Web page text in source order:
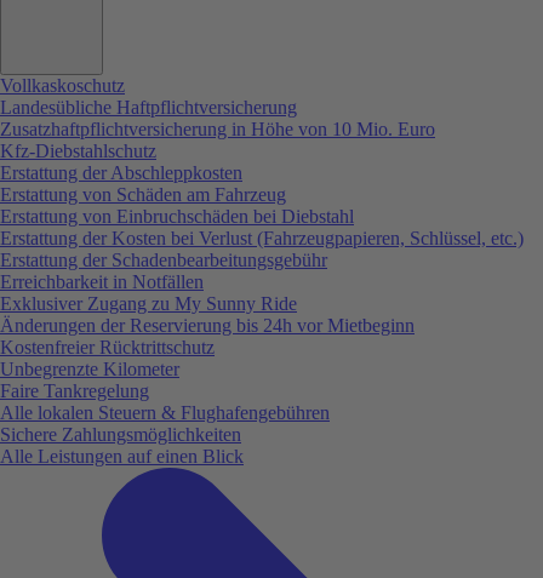
Vollkaskoschutz
Landesübliche Haftpflichtversicherung
Zusatzhaftpflichtversicherung in Höhe von 10 Mio. Euro
Kfz-Diebstahlschutz
Erstattung der Abschleppkosten
Erstattung von Schäden am Fahrzeug
Erstattung von Einbruchschäden bei Diebstahl
Erstattung der Kosten bei Verlust (Fahrzeugpapieren, Schlüssel, etc.)
Erstattung der Schadenbearbeitungsgebühr
Erreichbarkeit in Notfällen
Exklusiver Zugang zu My Sunny Ride
Änderungen der Reservierung bis 24h vor Mietbeginn
Kostenfreier Rücktrittschutz
Unbegrenzte Kilometer
Faire Tankregelung
Alle lokalen Steuern & Flughafengebühren
Sichere Zahlungsmöglichkeiten
Alle Leistungen auf einen Blick